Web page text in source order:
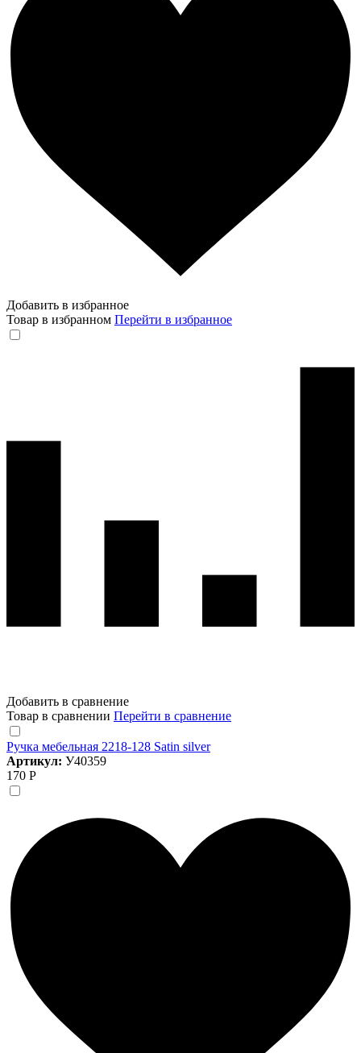
Добавить в избранное
Товар в избранном Перейти в избранное
Добавить в сравнение
Товар в сравнении Перейти в сравнение
Ручка мебельная 2218-128 Satin silver
Артикул: У40359
170 Р